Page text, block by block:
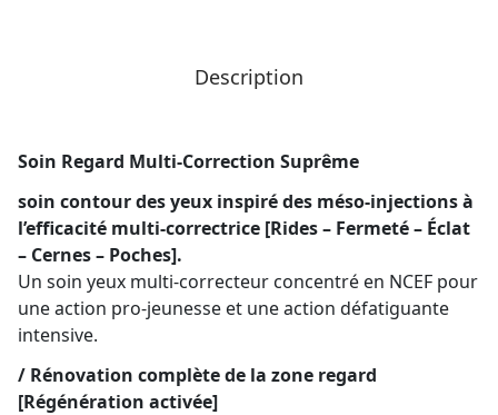
Description
Soin Regard Multi-Correction Suprême
soin contour des yeux inspiré des méso-injections à
l’efficacité multi-correctrice [Rides – Fermeté – Éclat
– Cernes – Poches].
Un soin yeux multi-correcteur concentré en NCEF pour
une action pro-jeunesse et une action défatiguante
intensive.
/ Rénovation complète de la zone regard
[Régénération activée]